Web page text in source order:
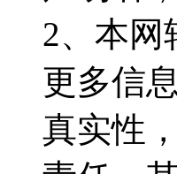
2、本网
更多信
真实性